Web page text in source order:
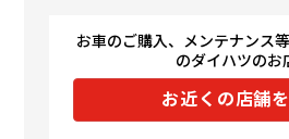
お車のご購入、メンテナンス
のダイハツのお
お近くの店舗